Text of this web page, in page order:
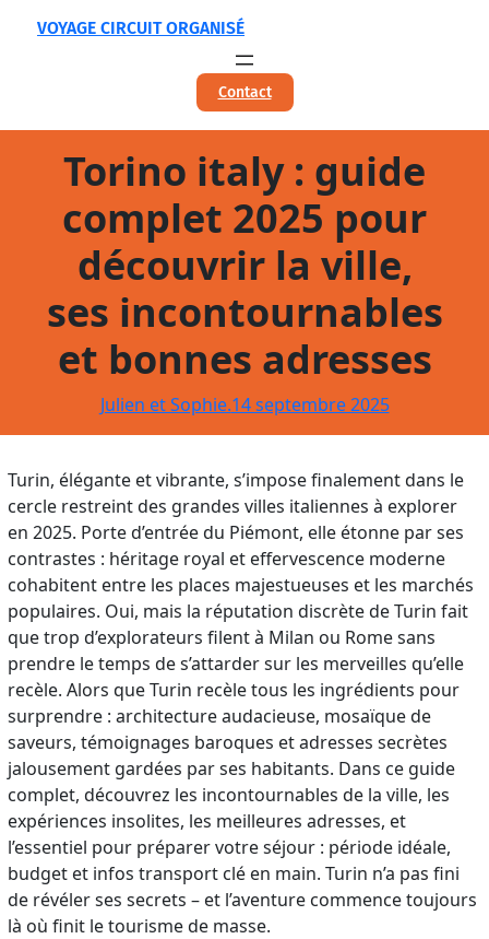
VOYAGE CIRCUIT ORGANISÉ
Contact
Torino italy : guide
complet 2025 pour
découvrir la ville,
ses incontournables
et bonnes adresses
Julien et Sophie.14 septembre 2025
Turin, élégante et vibrante, s’impose finalement dans le
cercle restreint des grandes villes italiennes à explorer
en 2025. Porte d’entrée du Piémont, elle étonne par ses
contrastes : héritage royal et effervescence moderne
cohabitent entre les places majestueuses et les marchés
populaires. Oui, mais la réputation discrète de Turin fait
que trop d’explorateurs filent à Milan ou Rome sans
prendre le temps de s’attarder sur les merveilles qu’elle
recèle. Alors que Turin recèle tous les ingrédients pour
surprendre : architecture audacieuse, mosaïque de
saveurs, témoignages baroques et adresses secrètes
jalousement gardées par ses habitants. Dans ce guide
complet, découvrez les incontournables de la ville, les
expériences insolites, les meilleures adresses, et
l’essentiel pour préparer votre séjour : période idéale,
budget et infos transport clé en main. Turin n’a pas fini
de révéler ses secrets – et l’aventure commence toujours
là où finit le tourisme de masse.